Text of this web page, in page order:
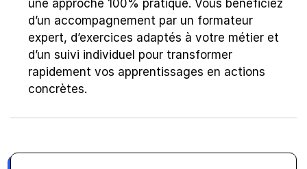
une approche 100% pratique. Vous bénéficiez
d’un accompagnement par un formateur
expert, d’exercices adaptés à votre métier et
d’un suivi individuel pour transformer
rapidement vos apprentissages en actions
concrètes.